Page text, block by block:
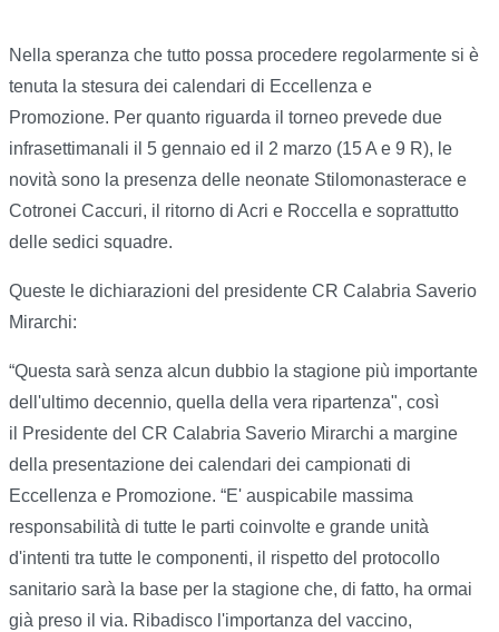
Nella speranza che tutto possa procedere regolarmente si è
tenuta la stesura dei calendari di Eccellenza e
Promozione. Per quanto riguarda il torneo prevede due
infrasettimanali il 5 gennaio ed il 2 marzo (15 A e 9 R), le
novità sono la presenza delle neonate Stilomonasterace e
Cotronei Caccuri, il ritorno di Acri e Roccella e soprattutto
delle sedici squadre.
Queste le dichiarazioni del presidente CR Calabria Saverio
Mirarchi:
“Questa sarà senza alcun dubbio la stagione più importante
dell'ultimo decennio, quella della vera ripartenza", così
il Presidente del CR Calabria Saverio Mirarchi a margine
della presentazione dei calendari dei campionati di
Eccellenza e Promozione. “E' auspicabile massima
responsabilità di tutte le parti coinvolte e grande unità
d'intenti tra tutte le componenti, il rispetto del protocollo
sanitario sarà la base per la stagione che, di fatto, ha ormai
già preso il via. Ribadisco l'importanza del vaccino,